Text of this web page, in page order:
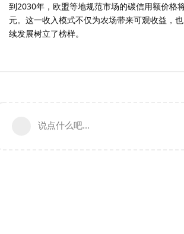
到2030年，欧盟等地规范市场的碳信用额价格
元。这一收入模式不仅为农场带来可观收益，
续发展树立了榜样。
说点什么吧...